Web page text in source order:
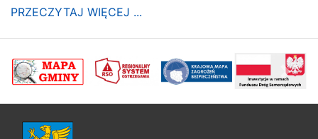
PRZECZYTAJ WIĘCEJ ...
poprzednii